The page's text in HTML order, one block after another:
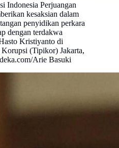
Indonesia Perjuangan
kesaksian dalam
penyidikan perkara
dengan terdakwa
Kristiyanto di
(Tipikor) Jakarta,
Arie Basuki